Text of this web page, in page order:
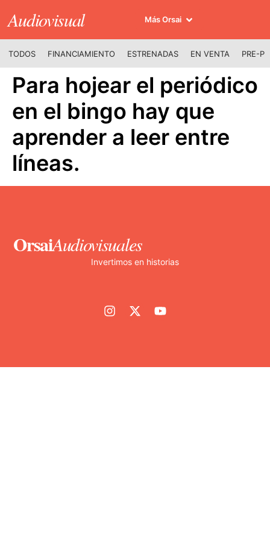
Audiovisual Más Orsai
TODOS FINANCIAMIENTO ESTRENADAS EN VENTA PRE-
Para hojear el periódico
en el bingo hay que
aprender a leer entre
líneas.
OrsaiAudiovisuales
Invertimos en historias